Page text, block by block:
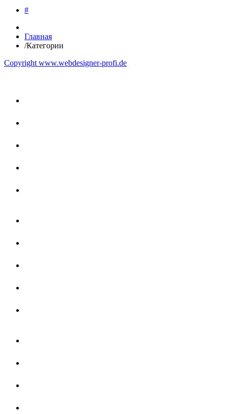
#
Главная
/Категории
Copyright www.webdesigner-profi.de